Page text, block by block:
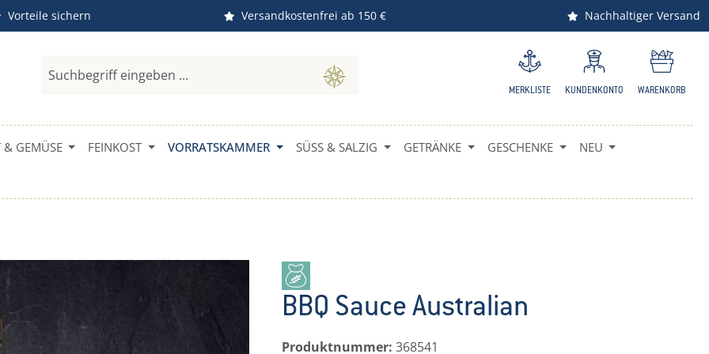
Vorteile sichern Versandkostenfrei ab 150 € Nachhaltiger Versand
MERKLISTE KUNDENKONTO WARENKORB
& GEMÜSE FEINKOST VORRATSKAMMER SÜSS & SALZIG GETRÄNKE GESCHENKE
NEU
BBQ Sauce Australian
Produktnummer: 368541